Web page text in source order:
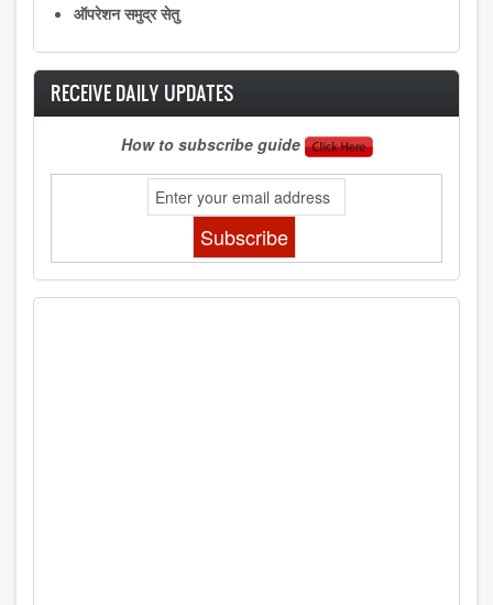
ऑपरेशन समुद्र सेतु
RECEIVE DAILY UPDATES
How to subscribe guide